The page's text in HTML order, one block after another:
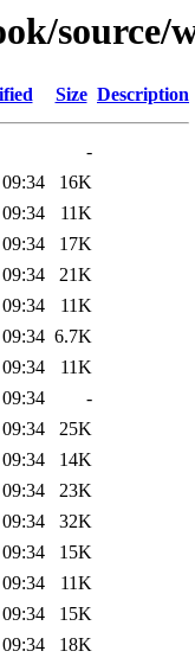
source/
Size Description
-
16K
11K
17K
21K
11K
6.7K
11K
-
25K
14K
23K
32K
15K
11K
15K
18K